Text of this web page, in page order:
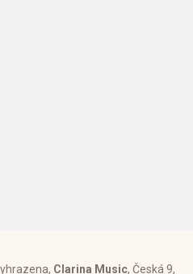
Clarina Music, Česká 9,